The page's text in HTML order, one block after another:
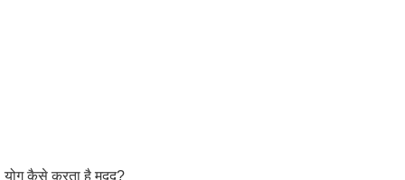
योग कैसे करता है मदद?